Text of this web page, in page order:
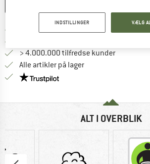
Portofri fra 69 € (DK)
> 4.000.000 tilfredse kunder
Alle artikler på lager
Vi er Trustpilot-certificeret
ALT I OVERBLIK
INDSTILLINGER VÆLG